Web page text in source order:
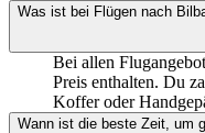
Was ist bei Flügen nach
Bei allen
Preis enthalten. Du
Koffer oder
Wann ist die beste Zeit, um